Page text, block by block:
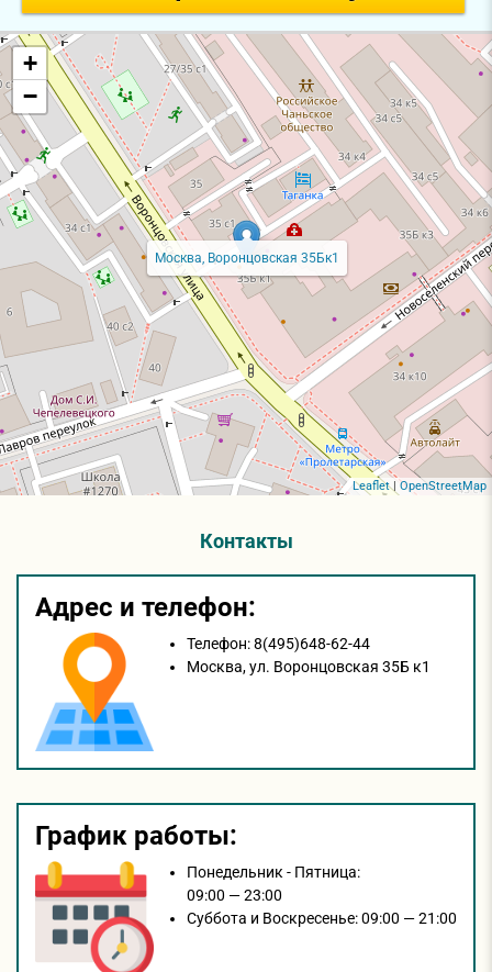
Москва, Воронцовская 35Бк1
+
−
Leaflet| OpenStreetMap
Контакты
Адрес и телефон:
Телефон:8(495)648-62-44
Москва,ул. Воронцовская 35Б к1
График работы:
Понедельник - Пятница:
09:00 — 23:00
Суббота и Воскресенье:09:00 — 21:00